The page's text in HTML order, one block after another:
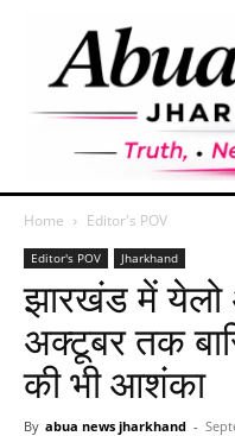
Home Editor's POV
Editor's POV Jharkhand
झारखंड में येलो
अक्टूबर तक
की भी आशंका
By abua news jharkhand -